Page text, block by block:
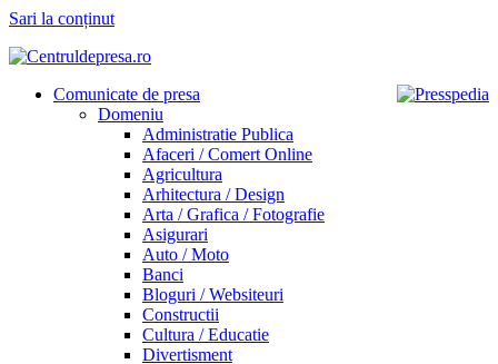
Sari la conținut
Comunicate de presa
Domeniu
Administratie Publica
Afaceri / Comert Online
Agricultura
Arhitectura / Design
Arta / Grafica / Fotografie
Asigurari
Auto / Moto
Banci
Bloguri / Websiteuri
Constructii
Cultura / Educatie
Divertisment